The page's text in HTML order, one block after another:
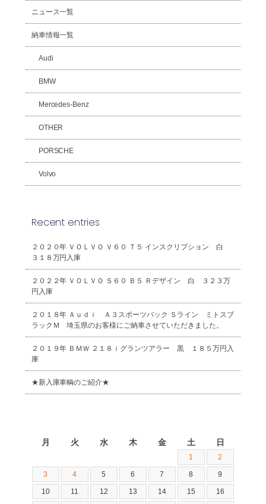
ニュース一覧
納車情報一覧
Audi
BMW
Mercedes-Benz
OTHER
PORSCHE
Volvo
Recent entries
２０２０年 ＶＯＬＶＯ Ｖ６０ Ｔ５ インスクリプション 白
３１８万円入庫
２０２２年 ＶＯＬＶＯ Ｓ６０ Ｂ５ Ｒデザイン 白 ３２３万
円入庫
２０１８年 Ａｕｄｉ Ａ３スポーツバック Ｓライン ミトスブ
ラックＭ 埼玉県のお客様にご納車させていただきました。
２０１９年 ＢＭＷ ２１８ｉグランツアラー 黒 １８５万円入
庫
★新入庫車輌のご紹介★
月 火 水 木 金 土 日
1 2
3 4 5 6 7 8 9
10 11 12 13 14 15 16